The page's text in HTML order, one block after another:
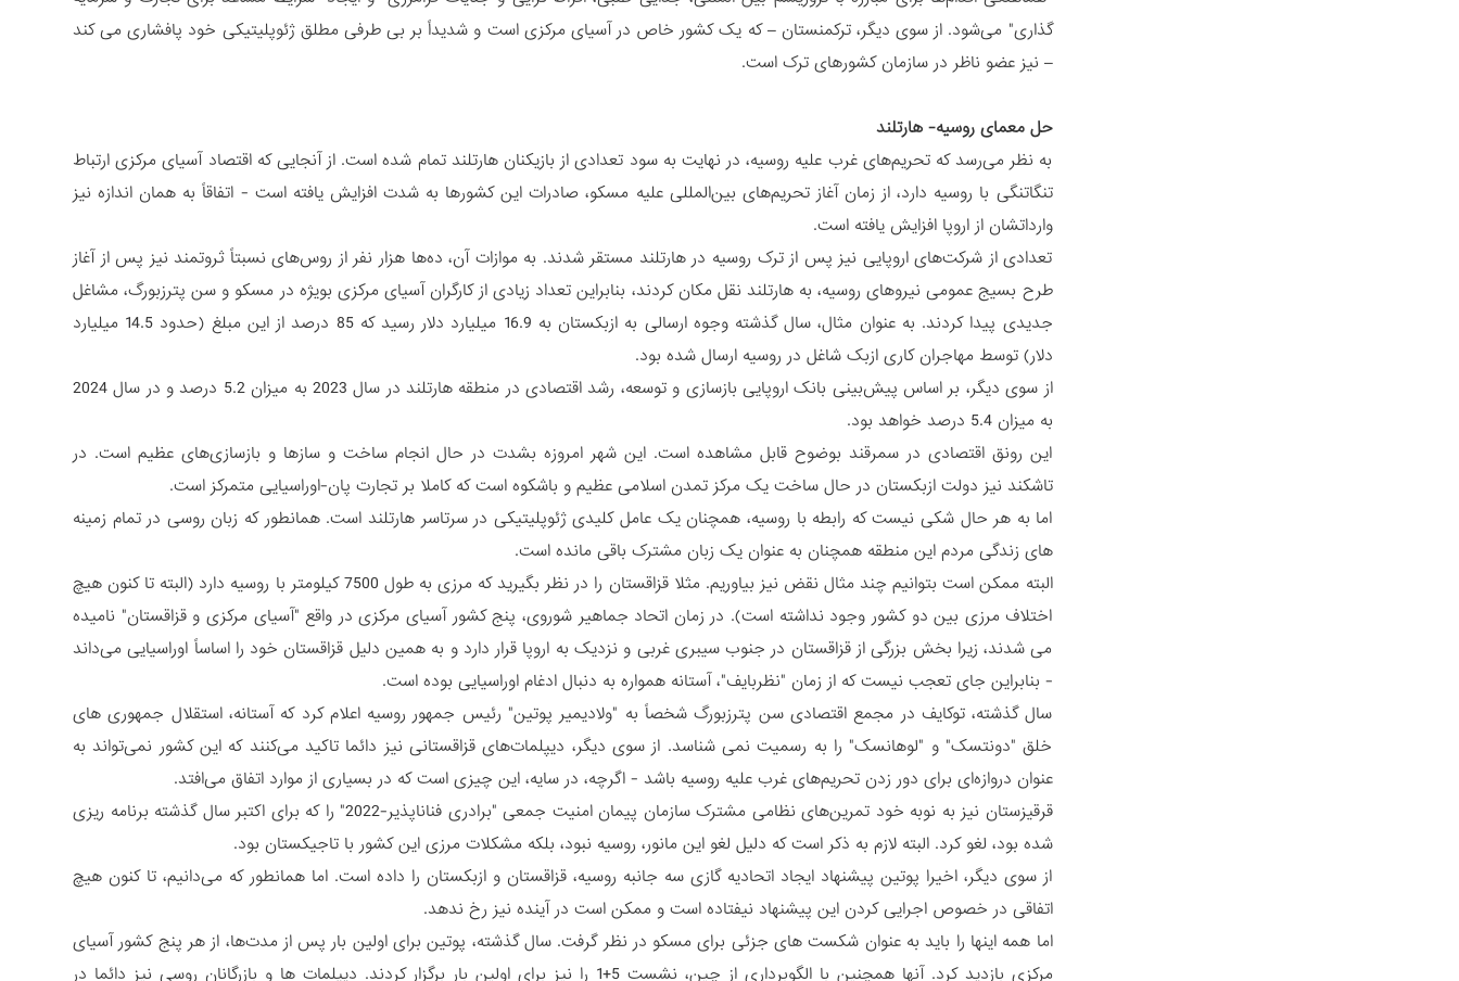
گذاری" می‌شود. از سوی دیگر، ترکمنستان – که یک کشور خاص در آسیای مرکزی است و شدیداً بر بی طرفی مطلق ژئوپلیتیکی خود پافشاری می کند
– نیز عضو ناظر در سازمان کشورهای ترک است.
حل معمای روسیه- هارتلند
به نظر می‌رسد که تحریم‌های غرب علیه روسیه، در نهایت به سود تعدادی از بازیکنان هارتلند تمام شده است. از آنجایی که اقتصاد آسیای مرکزی ارتباط
تنگاتنگی با روسیه دارد، از زمان آغاز تحریم‌های بین‌المللی علیه مسکو، صادرات این کشورها به شدت افزایش یافته است - اتفاقاً به همان اندازه نیز
وارداتشان از اروپا افزایش یافته است.
تعدادی از شرکت‌های اروپایی نیز پس از ترک روسیه در هارتلند مستقر شدند. به موازات آن، ده‌ها هزار نفر از روس‌های نسبتاً ثروتمند نیز پس از آغاز
طرح بسیج عمومی نیروهای روسیه، به هارتلند نقل مکان کردند، بنابراین تعداد زیادی از کارگران آسیای مرکزی بویژه در مسکو و سن پترزبورگ، مشاغل
جدیدی پیدا کردند. به عنوان مثال، سال گذشته وجوه ارسالی به ازبکستان به 16.9 میلیارد دلار رسید که 85 درصد از این مبلغ (حدود 14.5 میلیارد
دلار) توسط مهاجران کاری ازبک شاغل در روسیه ارسال شده بود.
از سوی دیگر، بر اساس پیش‌بینی بانک اروپایی بازسازی و توسعه، رشد اقتصادی در منطقه هارتلند در سال 2023 به میزان 5.2 درصد و در سال 2024
به میزان 5.4 درصد خواهد بود.
این رونق اقتصادی در سمرقند بوضوح قابل مشاهده است. این شهر امروزه بشدت در حال انجام ساخت و سازها و بازسازی‌های عظیم است. در
تاشکند نیز دولت ازبکستان در حال ساخت یک مرکز تمدن اسلامی عظیم و باشکوه است که کاملا بر تجارت پان-اوراسیایی متمرکز است.
اما به هر حال شکی نیست که رابطه با روسیه، همچنان یک عامل کلیدی ژئوپلیتیکی در سرتاسر هارتلند است. همانطور که زبان روسی در تمام زمینه
های زندگی مردم این منطقه همچنان به عنوان یک زبان مشترک باقی مانده است.
البته ممکن است بتوانیم چند مثال نقض نیز بیاوریم. مثلا قزاقستان را در نظر بگیرید که مرزی به طول 7500 کیلومتر با روسیه دارد (البته تا کنون هیچ
اختلاف مرزی بین دو کشور وجود نداشته است). در زمان اتحاد جماهیر شوروی، پنج کشور آسیای مرکزی در واقع "آسیای مرکزی و قزاقستان" نامیده
می شدند، زیرا بخش بزرگی از قزاقستان در جنوب سیبری غربی و نزدیک به اروپا قرار دارد و به همین دلیل قزاقستان خود را اساساً اوراسیایی می‌داند
- بنابراین جای تعجب نیست که از زمان "نظربایف"، آستانه همواره به دنبال ادغام اوراسیایی بوده است.
سال گذشته، توکایف در مجمع اقتصادی سن پترزبورگ شخصاً به "ولادیمیر پوتین" رئیس جمهور روسیه اعلام کرد که آستانه، استقلال جمهوری های
خلق "دونتسک" و "لوهانسک" را به رسمیت نمی شناسد. از سوی دیگر، دیپلمات‌های قزاقستانی نیز دائما تاکید می‌کنند که این کشور نمی‌تواند به
عنوان دروازه‌ای برای دور زدن تحریم‌های غرب علیه روسیه باشد - اگرچه، در سایه، این چیزی است که در بسیاری از موارد اتفاق می‌افتد.
قرقیزستان نیز به نوبه خود تمرین‌های نظامی مشترک سازمان پیمان امنیت جمعی "برادری فناناپذیر-2022" را که برای اکتبر سال گذشته برنامه ریزی
شده بود، لغو کرد. البته لازم به ذکر است که دلیل لغو این مانور، روسیه نبود، بلکه مشکلات مرزی این کشور با تاجیکستان بود.
از سوی دیگر، اخیرا پوتین پیشنهاد ایجاد اتحادیه گازی سه جانبه روسیه، قزاقستان و ازبکستان را داده است. اما همانطور که می‌دانیم، تا کنون هیچ
اتفاقی در خصوص اجرایی کردن این پیشنهاد نیفتاده است و ممکن است در آینده نیز رخ ندهد.
اما همه اینها را باید به عنوان شکست های جزئی برای مسکو در نظر گرفت. سال گذشته، پوتین برای اولین بار پس از مدت‌ها، از هر پنج کشور آسیای
مرکزی بازدید کرد. آنها همچنین با الگوبرداری از چین، نشست 5+1 را نیز برای اولین بار برگزار کردند. دیپلمات ها و بازرگانان روسی نیز دائما در